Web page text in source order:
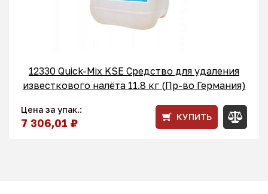
12330 Quick-Mix KSE Средство для удаления
известкового налёта 11.8 кг (Пр-во Германия)
Цена за упак.:
7 306,01 ₽ КУПИТЬ